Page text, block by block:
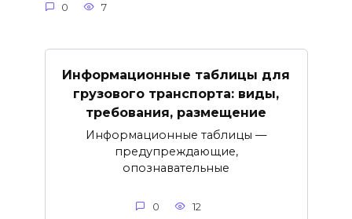
0 7
Информационные таблицы для
грузового транспорта: виды,
требования, размещение
Информационные таблицы —
предупреждающие,
опознавательные
0 12